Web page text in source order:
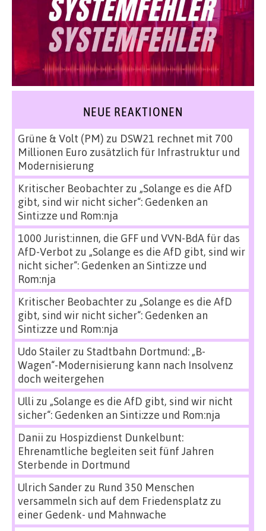
NEUE REAKTIONEN
Grüne & Volt (PM) zu DSW21 rechnet mit 700
Millionen Euro zusätzlich für Infrastruktur und
Modernisierung
Kritischer Beobachterzu „Solange es die AfD
gibt, sind wir nicht sicher“: Gedenken an
Sinti:zze und Rom:nja
1000 Jurist:innen, die GFF und VVN-BdA für das
AfD-Verbot zu „Solange es die AfD gibt, sind wir
nicht sicher“: Gedenken an Sinti:zze und
Rom:nja
Kritischer Beobachterzu „Solange es die AfD
gibt, sind wir nicht sicher“: Gedenken an
Sinti:zze und Rom:nja
Udo Stailerzu Stadtbahn Dortmund: „B-
Wagen“-Modernisierung kann nach Insolvenz
doch weitergehen
Ulli zu „Solange es die AfD gibt, sind wir nicht
sicher“: Gedenken an Sinti:zze und Rom:nja
Danii zu Hospizdienst Dunkelbunt:
Ehrenamtliche begleiten seit fünf Jahren
Sterbende in Dortmund
Ulrich Sanderzu Rund 350 Menschen
versammeln sich auf dem Friedensplatz zu
einer Gedenk- und Mahnwache